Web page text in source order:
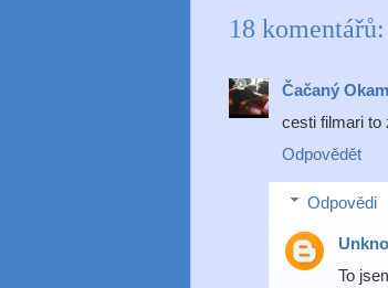
18 komentářů:
Čačaný
cesti filmari to
Odpovědět
Odpovědi
To